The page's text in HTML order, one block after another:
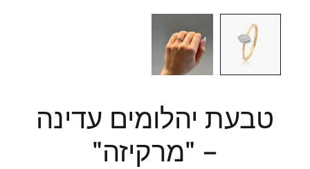
טבעת יהלומים עדינה
– "מרקיזה"